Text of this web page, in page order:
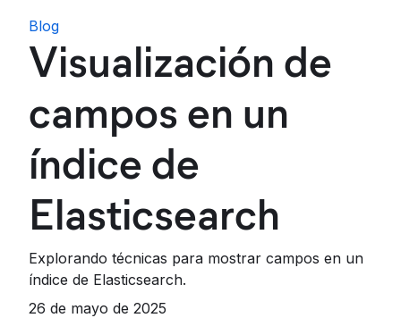
Blog
Visualización de
campos en un
índice de
Elasticsearch
Explorando técnicas para mostrar campos en un
índice de Elasticsearch.
26 de mayo de 2025